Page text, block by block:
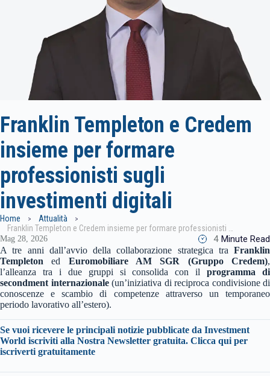
Franklin Templeton e Credem
insieme per formare
professionisti sugli
investimenti digitali
Home
Attualità
Mag 28, 2026 4 Minute Read
A tre anni dall’avvio della collaborazione strategica tra Franklin
Templeton ed Euromobiliare AM SGR (Gruppo Credem),
l’alleanza tra i due gruppi si consolida con ilprogramma di
secondment internazionale (un’iniziativa di reciproca condivisione di
conoscenze e scambio di competenze attraverso un temporaneo
periodo lavorativo all’estero).
Se vuoi ricevere le principali notizie pubblicate da Investment
World iscriviti alla Nostra Newsletter gratuita. Clicca qui per
iscriverti gratuitamente